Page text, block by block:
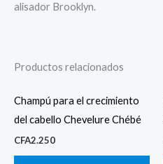
alisador Brooklyn.
Productos relacionados
Champú para el crecimiento
del cabello Chevelure Chébé
CFA2.250